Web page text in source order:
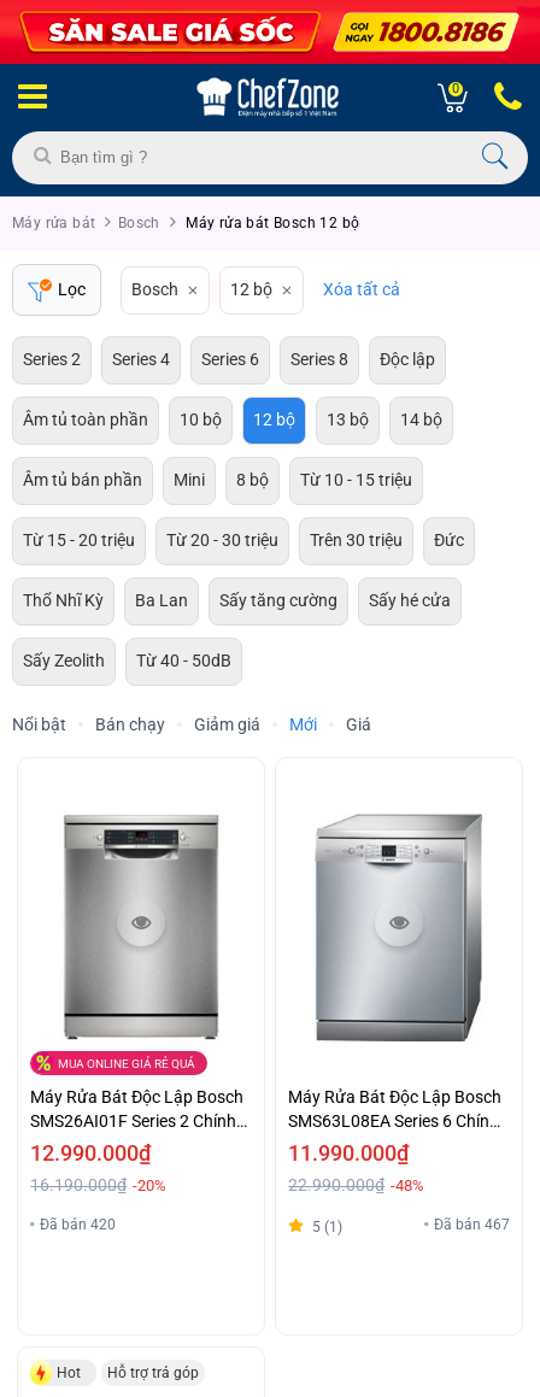
0
Máy rửa bát Bosch Máy rửa bát Bosch 12 bộ
Lọc Bosch 12 bộ Xóa tất cả
Series 2 Series 4 Series 6 Series 8 Độc lập
Âm tủ toàn phần 10 bộ 12 bộ 13 bộ 14 bộ
Âm tủ bán phần Mini 8 bộ Từ 10 - 15 triệu
Từ 15 - 20 triệu Từ 20 - 30 triệu Trên 30 triệu Đức
Thổ Nhĩ Kỳ Ba Lan Sấy tăng cường Sấy hé cửa
Sấy Zeolith Từ 40 - 50dB
Nổi bật Bán chạy Giảm giá Mới Giá
MUA ONLINE GIÁ RẺ QUÁ
Máy Rửa Bát Độc Lập Bosch
SMS26AI01F Series 2 Chính
Hãng Giá Tiết Kiệm
12.990.000₫
16.190.000₫ -20%
Đã bán 420
Máy Rửa Bát Độc Lập Bosch
SMS63L08EA Series 6 Chính
Hãng Giá Tốt
11.990.000₫
22.990.000₫ -48%
5 (1) Đã bán 467
Hot Hỗ trợ trả góp